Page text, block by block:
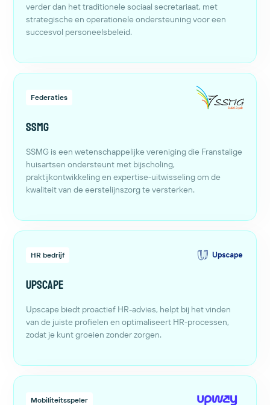
verder dan het traditionele sociaal secretariaat, met
strategische en operationele ondersteuning voor een
succesvol personeelsbeleid.
Federaties
SSMG
SSMG is een wetenschappelijke vereniging die Franstalige
huisartsen ondersteunt met bijscholing,
praktijkontwikkeling en expertise-uitwisseling om de
kwaliteit van de eerstelijnszorg te versterken.
HR bedrijf
Upscape
Upscape biedt proactief HR-advies, helpt bij het vinden
van de juiste profielen en optimaliseert HR-processen,
zodat je kunt groeien zonder zorgen.
Mobiliteitsspeler